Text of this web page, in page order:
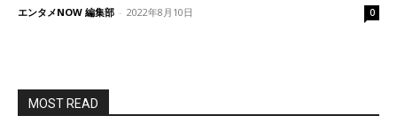
エンタメNOW 編集部 - 2022年8月10日 0
MOST READ